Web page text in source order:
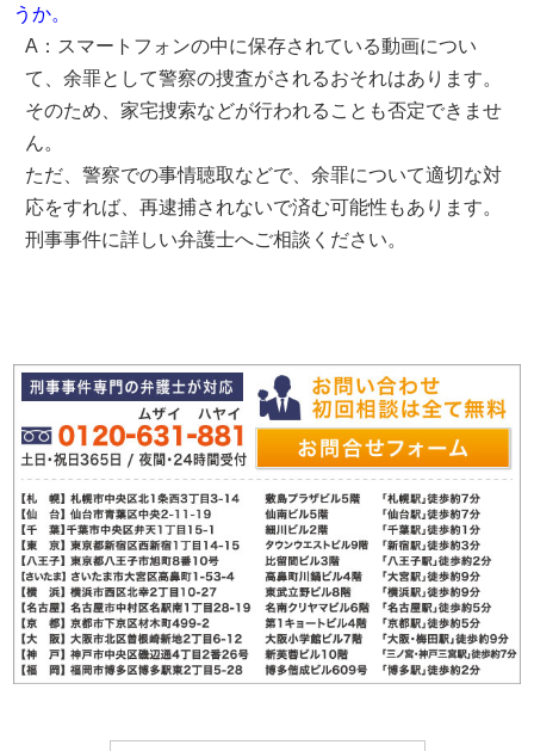
うか。
A：スマートフォンの中に保存されている動画につい
て、余罪として警察の捜査がされるおそれはあります。
そのため、家宅捜索などが行われることも否定できませ
ん。
ただ、警察での事情聴取などで、余罪について適切な対
応をすれば、再逮捕されないで済む可能性もあります。
刑事事件に詳しい弁護士へご相談ください。